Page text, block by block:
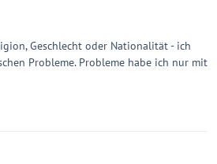
Geschlecht oder Nationalität - ich
Probleme. Probleme habe ich nur mit